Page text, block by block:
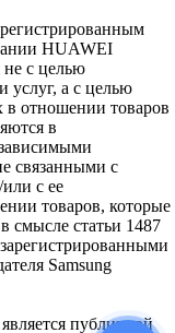
HUAWEI
с целью
услуг, а с целью
в отношении товаров
в
связанными с
с ее
товаров, которые
смысле статьи 1487
Samsung
публичной